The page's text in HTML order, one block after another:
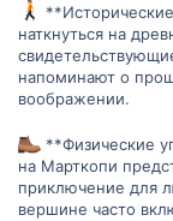
наткнуться на
напоминают о
воображении.
**Физические
на Марткопи
приключение для
вершине часто